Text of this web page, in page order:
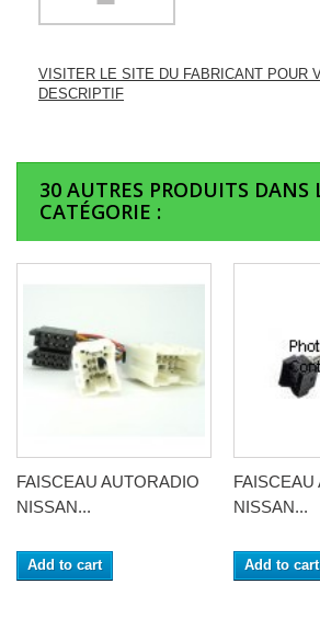
VISITER LE SITE DU FABRICANT POUR
DESCRIPTIF
30 AUTRES PRODUITS DANS
CATÉGORIE :
FAISCEAU AUTORADIO
NISSAN...
Add to cart
FAISCEAU
NISSAN...
Add to cart